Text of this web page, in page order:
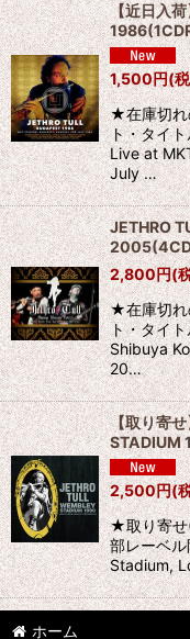
【近日入
1,500円(
★在庫切れ
ト・タイ
Live at
July …
JETHRO
2,800円(
★在庫切れ
ト・タイ
Shibuya
20…
【取り寄
STADIUM
2,500円(
★取り寄せ
部レーベ
Stadium,
ホーム